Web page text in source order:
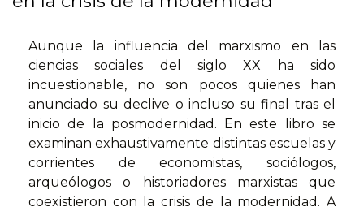
Aunque la influencia del marxismo en las
ciencias sociales del siglo XX ha sido
incuestionable, no son pocos quienes han
anunciado su declive o incluso su final tras el
inicio de la posmodernidad. En este libro se
examinan exhaustivamente distintas escuelas y
corrientes de economistas, sociólogos,
arqueólogos o historiadores marxistas que
coexistieron con la crisis de la modernidad. A